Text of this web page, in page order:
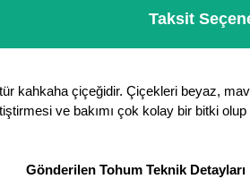
Taksit
kahkaha çiçeğidir. Çiçekleri beyaz,
ve bakımı çok kolay bir bitki
Gönderilen Tohum Teknik Detayları